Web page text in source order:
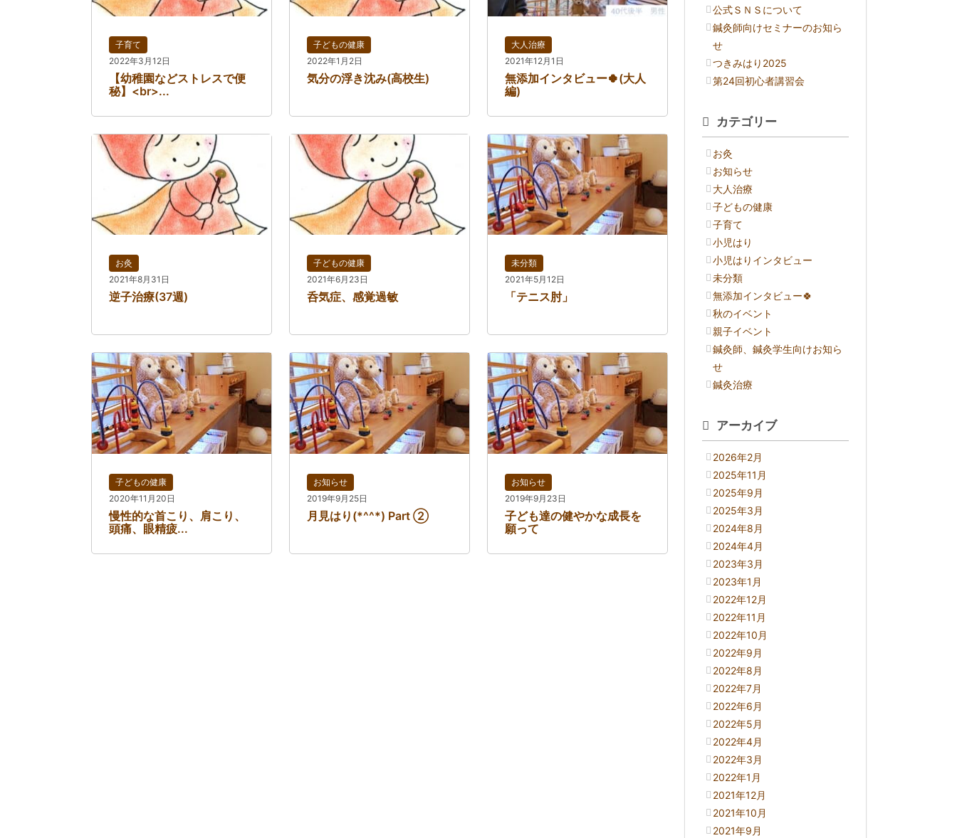
子育て
2022年3月12日
【幼稚園などストレスで便
秘】<br>...
子どもの健康
2022年1月2日
気分の浮き沈み(高校生)
大人治療
2021年12月1日
無添加インタビュー🍀(大人
編)
お灸
2021年8月31日
逆子治療(37週)
子どもの健康
2021年6月23日
呑気症、感覚過敏
未分類
2021年5月12日
「テニス肘」
子どもの健康
2020年11月20日
慢性的な首こり、肩こり、
頭痛、眼精疲...
お知らせ
2019年9月25日
月見はり(*^^*) Part ②
お知らせ
2019年9月23日
子ども達の健やかな成長を
願って
公式ＳＮＳについて
鍼灸師向けセミナーのお知ら
せ
つきみはり2025
第24回初心者講習会
カテゴリー
お灸
お知らせ
大人治療
子どもの健康
子育て
小児はり
小児はりインタビュー
未分類
無添加インタビュー🍀
秋のイベント
親子イベント
鍼灸師、鍼灸学生向けお知ら
せ
鍼灸治療
アーカイブ
2026年2月
2025年11月
2025年9月
2025年3月
2024年8月
2024年4月
2023年3月
2023年1月
2022年12月
2022年11月
2022年10月
2022年9月
2022年8月
2022年7月
2022年6月
2022年5月
2022年4月
2022年3月
2022年1月
2021年12月
2021年10月
2021年9月